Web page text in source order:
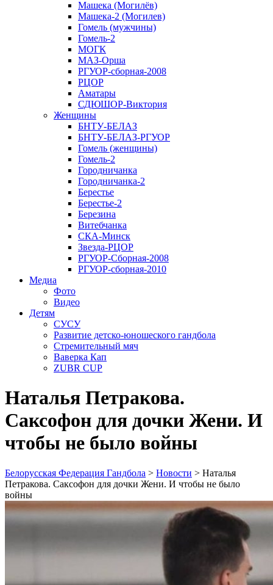
Машека (Могилёв)
Машека-2 (Могилев)
Гомель (мужчины)
Гомель-2
МОГК
МАЗ-Орша
РГУОР-сборная-2008
РЦОР
Аматары
СДЮШОР-Виктория
Женщины
БНТУ-БЕЛАЗ
БНТУ-БЕЛАЗ-РГУОР
Гомель (женщины)
Гомель-2
Городничанка
Городничанка-2
Берестье
Берестье-2
Березина
Витебчанка
СКА-Минск
Звезда-РЦОР
РГУОР-Сборная-2008
РГУОР-сборная-2010
Медиа
Фото
Видео
Детям
СУСУ
Развитие детско-юношеского гандбола
Стремительный мяч
Ваверка Кап
ZUBR CUP
Наталья Петракова.
Саксофон для дочки Жени. И
чтобы не было войны
Белорусская Федерация Гандбола > Новости > Наталья
Петракова. Саксофон для дочки Жени. И чтобы не было
войны